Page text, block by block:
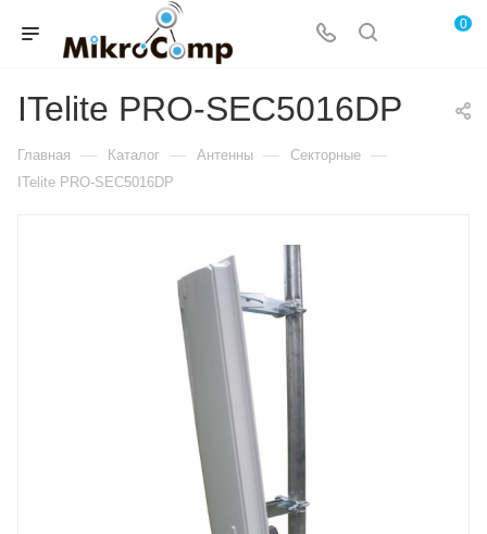
0
ITelite PRO-SEC5016DP
Главная — Каталог — Антенны — Секторные —
ITelite PRO-SEC5016DP